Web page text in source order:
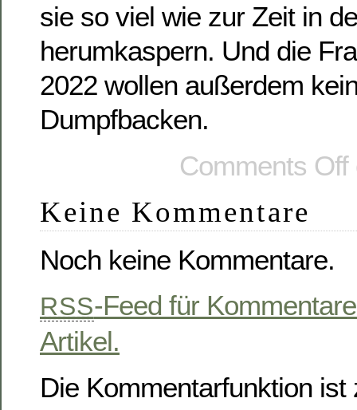
sie so viel wie zur Zeit in
herumkaspern. Und die
2022 wollen außerdem
Dumpfbacken.
Comments Off
Keine Kommentare
Noch keine Kommentare.
RSS-Feed für
Artikel.
Die Kommentarfunktion ist